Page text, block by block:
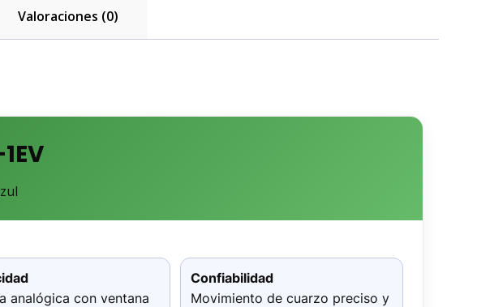
Valoraciones (0)
analógica con ventana
Confiabilidad
Movimiento de cuarzo preciso y